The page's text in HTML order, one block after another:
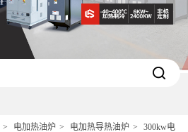
电加热油炉 电加热导热油炉
300kw电